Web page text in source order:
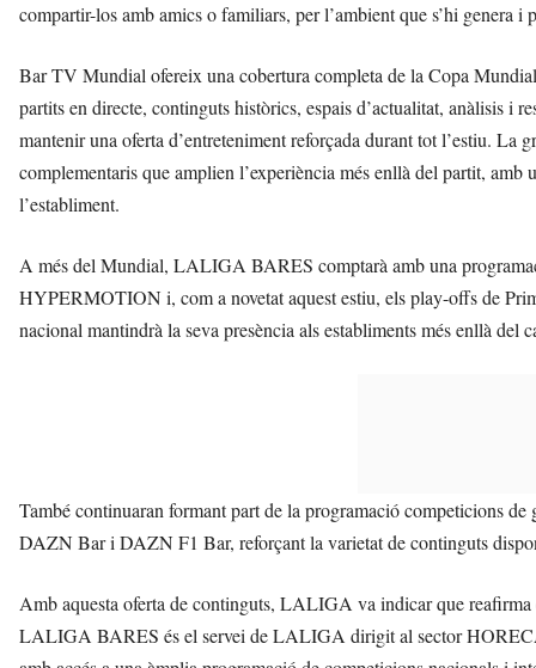
compartir-los amb amics o familiars, per l’ambient que s’hi genera i
Bar TV Mundial ofereix una cobertura completa de la Copa
partits en directe, continguts històrics, espais d’actualitat, anàlisis
mantenir una oferta d’entreteniment reforçada durant tot l’estiu.
complementaris que amplien l’experiència més enllà del partit, amb
l’establiment.
A més del Mundial, LALIGA BARES comptarà amb una
HYPERMOTION i, com a novetat aquest estiu, els play-offs de
nacional mantindrà la seva presència als establiments més enllà
També continuaran formant part de la programació competicions
DAZN Bar i DAZN F1 Bar, reforçant la varietat de continguts
Amb aquesta oferta de continguts, LALIGA va indicar que
LALIGA BARES és el servei de LALIGA dirigit al sector